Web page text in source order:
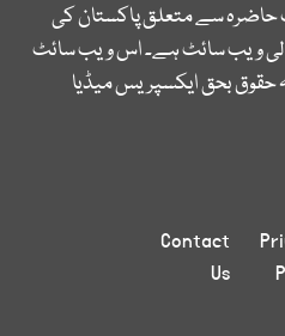
حاضرہ سے متعلق پاکستان کی
ویب سائٹ ہے۔ اس ویب سائٹ
حقوق بحق ایکسپریس میڈیا
Contact
Us